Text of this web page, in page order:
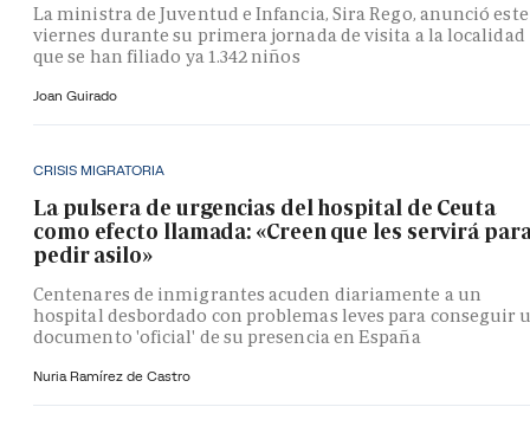
La ministra de Juventud e Infancia, Sira Rego, anunció este
viernes durante su primera jornada de visita a la localidad
que se han filiado ya 1.342 niños
Joan Guirado
CRISIS MIGRATORIA
La pulsera de urgencias del hospital de Ceuta
como efecto llamada: «Creen que les servirá
pedir asilo»
Centenares de inmigrantes acuden diariamente a un
hospital desbordado con problemas leves para conseguir
documento 'oficial' de su presencia en España
Nuria Ramírez de Castro